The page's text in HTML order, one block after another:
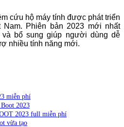
cứu hộ máy tính được phát triển
Phiên bản 2023 mới nhất
bổ sung giúp người dùng dễ
nhiều tính năng mới.
miễn phí
2023
2023 full miễn phí
vừa tạo